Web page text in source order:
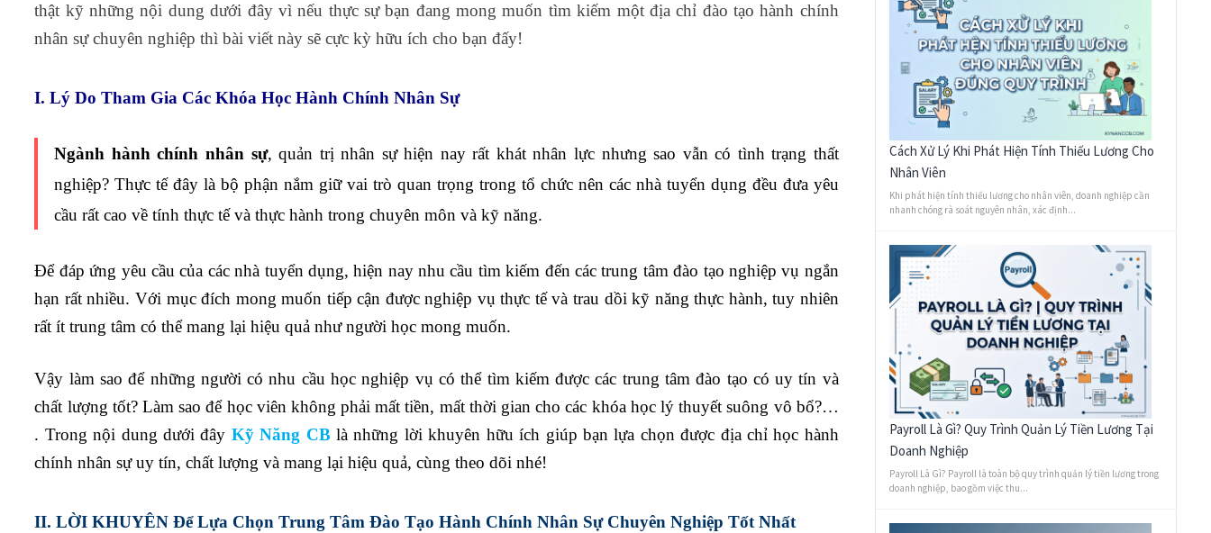
thật kỹ những nội dung dưới đây vì nếu thực sự bạn đang mong muốn tìm kiếm một địa chỉ đào tạo hành chính
nhân sự chuyên nghiệp thì bài viết này sẽ cực kỳ hữu ích cho bạn đấy!
I. Lý Do Tham Gia Các Khóa Học Hành Chính Nhân Sự
Ngành hành chính nhân sự, quản trị nhân sự hiện nay rất khát nhân lực nhưng sao vẫn có tình trạng thất
nghiệp? Thực tế đây là bộ phận nắm giữ vai trò quan trọng trong tổ chức nên các nhà tuyển dụng đều đưa yêu
cầu rất cao về tính thực tế và thực hành trong chuyên môn và kỹ năng.
Để đáp ứng yêu cầu của các nhà tuyển dụng, hiện nay nhu cầu tìm kiếm đến các trung tâm đào tạo nghiệp vụ ngắn
hạn rất nhiều. Với mục đích mong muốn tiếp cận được nghiệp vụ thực tế và trau dồi kỹ năng thực hành, tuy nhiên
rất ít trung tâm có thể mang lại hiệu quả như người học mong muốn.
Vậy làm sao để những người có nhu cầu học nghiệp vụ có thể tìm kiếm được các trung tâm đào tạo có uy tín và
chất lượng tốt? Làm sao để học viên không phải mất tiền, mất thời gian cho các khóa học lý thuyết suông vô bổ?…
. Trong nội dung dưới đây Kỹ Năng CBlà những lời khuyên hữu ích giúp bạn lựa chọn được địa chỉ học hành
chính nhân sự uy tín, chất lượng và mang lại hiệu quả, cùng theo dõi nhé!
II. LỜI KHUYÊN Để Lựa Chọn Trung Tâm Đào Tạo Hành Chính Nhân Sự Chuyên Nghiệp Tốt Nhất
Cách Xử Lý Khi Phát Hiện Tính Thiếu Lương Cho
Nhân Viên
Khi phát hiện tính thiếu lương cho nhân viên, doanh nghiệp cần
nhanh chóng rà soát nguyên nhân, xác định...
Payroll Là Gì? Quy Trình Quản Lý Tiền Lương Tại
Doanh Nghiệp
Payroll Là Gì? Payroll là toàn bộ quy trình quản lý tiền lương trong
doanh nghiệp, bao gồm việc thu...